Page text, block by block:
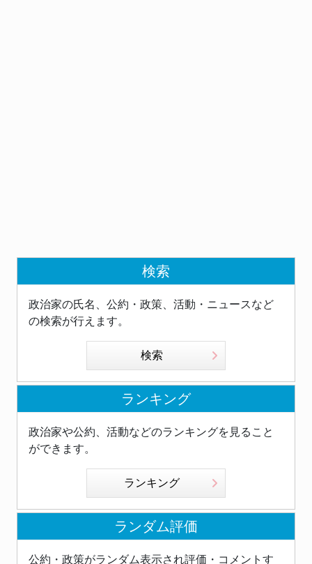
検索
政治家の氏名、公約・政策、活動・ニュースなど
の検索が行えます。
検索
ランキング
政治家や公約、活動などのランキングを見ること
ができます。
ランキング
ランダム評価
公約・政策がランダム表示され評価・コメントす